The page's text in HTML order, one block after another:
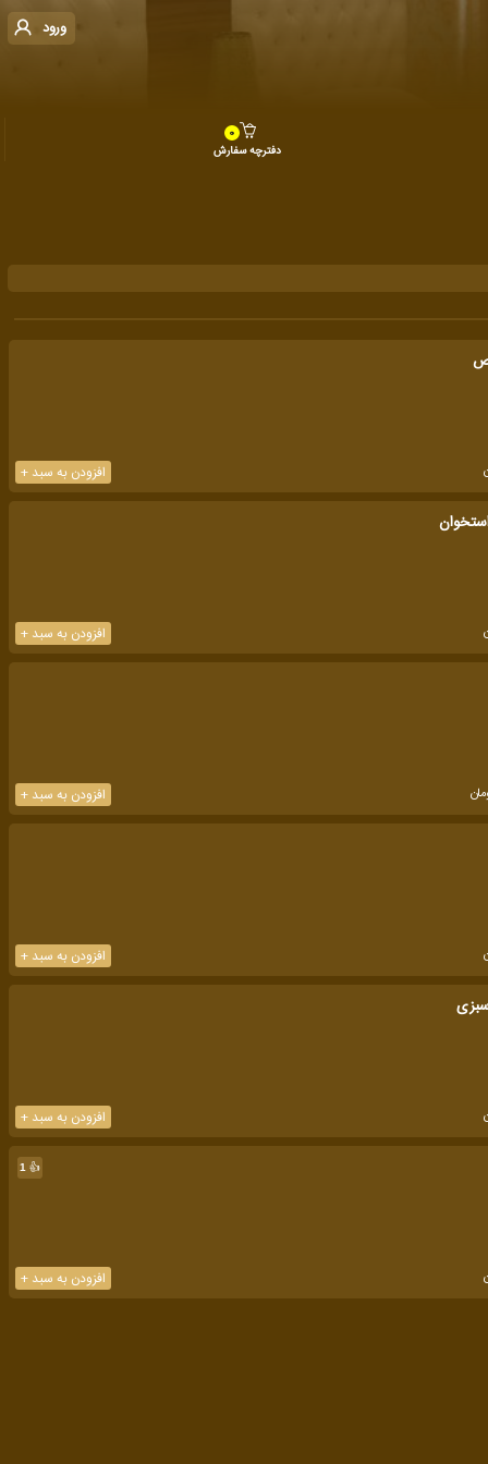
ورود
0
دفترچه سفارش
افزودن به سبد +
افزودن به سبد +
افزودن به سبد +
افزودن به سبد +
افزودن به سبد +
👍
1
افزودن به سبد +